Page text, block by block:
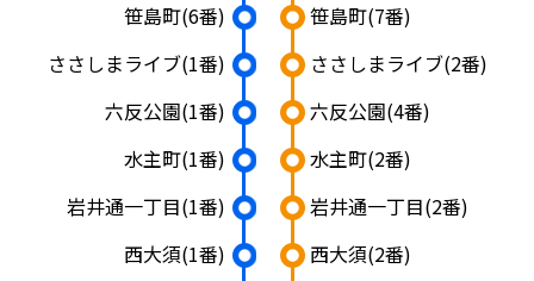
笹島町(6番)
ささしまライブ(1番)
六反公園(1番)
水主町(1番)
岩井通一丁目(1番)
西大須(1番)
西大須(2番)
岩井通一丁目(2番)
水主町(2番)
六反公園(4番)
ささしまライブ(2番)
笹島町(7番)